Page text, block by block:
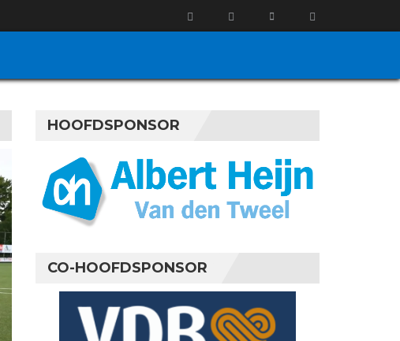
HOOFDSPONSOR
CO-HOOFDSPONSOR